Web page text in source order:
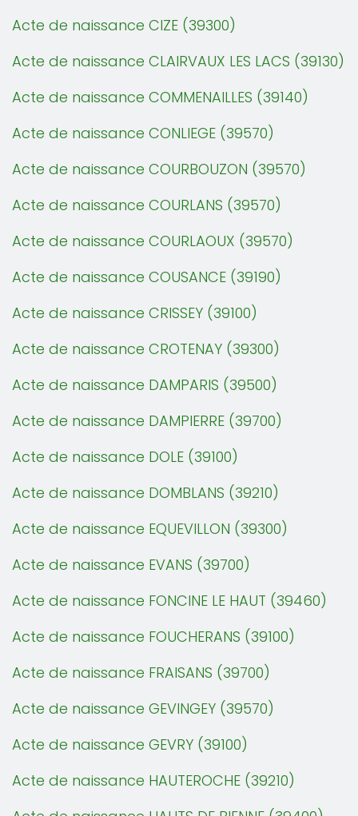
Acte de naissance CIZE (39300)
Acte de naissance CLAIRVAUX LES LACS (39130)
Acte de naissance COMMENAILLES (39140)
Acte de naissance CONLIEGE (39570)
Acte de naissance COURBOUZON (39570)
Acte de naissance COURLANS (39570)
Acte de naissance COURLAOUX (39570)
Acte de naissance COUSANCE (39190)
Acte de naissance CRISSEY (39100)
Acte de naissance CROTENAY (39300)
Acte de naissance DAMPARIS (39500)
Acte de naissance DAMPIERRE (39700)
Acte de naissance DOLE (39100)
Acte de naissance DOMBLANS (39210)
Acte de naissance EQUEVILLON (39300)
Acte de naissance EVANS (39700)
Acte de naissance FONCINE LE HAUT (39460)
Acte de naissance FOUCHERANS (39100)
Acte de naissance FRAISANS (39700)
Acte de naissance GEVINGEY (39570)
Acte de naissance GEVRY (39100)
Acte de naissance HAUTEROCHE (39210)